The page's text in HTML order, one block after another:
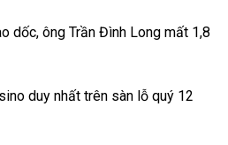
dốc, ông Trần Đình Long mất 1,8
duy nhất trên sàn lỗ quý 12